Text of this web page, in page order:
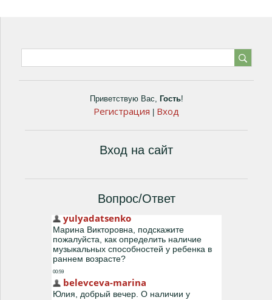
Приветствую Вас, Гость!
Регистрация Вход
Вход на сайт
Вопрос/Ответ